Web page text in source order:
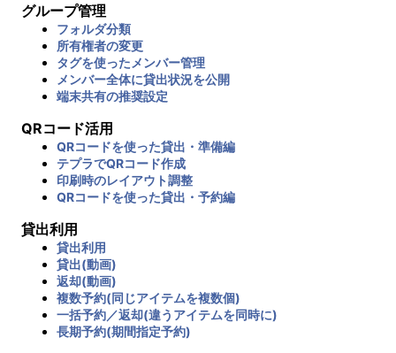
グループ管理
フォルダ分類
所有権者の変更
タグを使ったメンバー管理
メンバー全体に貸出状況を公開
端末共有の推奨設定
QRコード活用
QRコードを使った貸出・準備編
テプラでQRコード作成
印刷時のレイアウト調整
QRコードを使った貸出・予約編
貸出利用
貸出利用
貸出(動画)
返却(動画)
複数予約(同じアイテムを複数個)
一括予約／返却(違うアイテムを同時に)
長期予約(期間指定予約)